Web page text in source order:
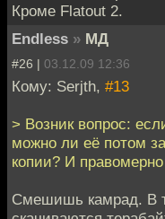
Кроме Flatout 2.
Endless » МД
#26 | 03.12.09 12:36
Кому: Serjth, #13
> Возник вопрос:
можно ли её потом
копии? И
Смешишь камрад. В